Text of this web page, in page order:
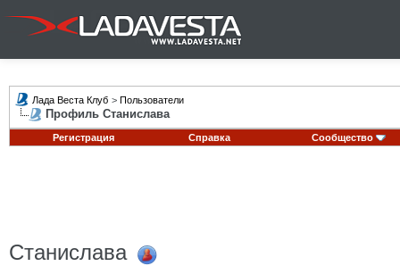
Лада Веста Клуб > Пользователи
Профиль Станислава
Регистрация Справка Сообщество
Станислава